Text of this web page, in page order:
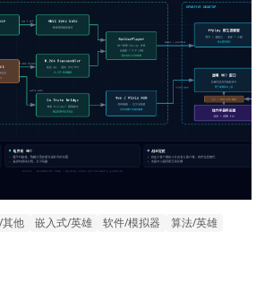
门槛，但它并不能替代对协议、数据流、异
判断，这一点在项目后期尤其明显。 目前客
上完成了较完整的开发和运行验证。Ubun
上具备相近的依赖环境
他 嵌入式/英雄 软件/模拟器
算法/英雄